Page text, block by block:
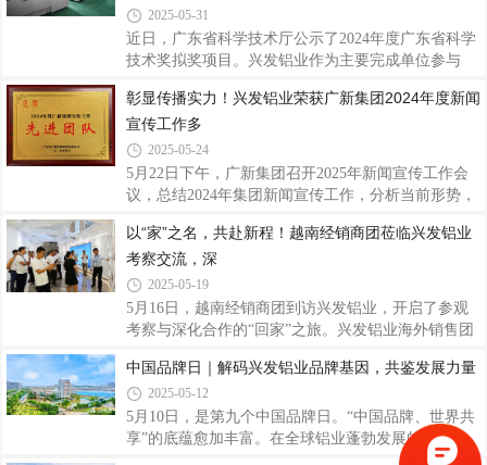
模率偏低，甚至影响挤压车间正常生产。为有效提升
准时交模率，在2025年3月公司组织开展三精管理“提
升模具交模率改善周项目”，调整了模具车间产能负
程中按实际生产情况进行生产计划调整，避免延迟模
具交付，导致订单未能及时完成，影响未来与客
2025-05-31
近日，广东省科学技术厅公示了2024年度广东省科学
技术奖拟奖项目。兴发铝业作为主要完成单位参与
及应用”项目荣获广东省科技进步奖二等奖，再次彰
显了兴发铝业在材料科学领域的深厚技术底蕴和研发
创新实力。广东省科学技术奖由广东省科学技术厅主
办评选，主要授予为促进科技进步和经济社会发展作
出突出贡献的个人或组织，该奖项是广东省在科技成
科技创新工作，秉持自主研发与高校及科研院
所“产、学、研、用”相结合的方式加大与国内外知名
彰显传播实力！兴发铝业荣获广新集团2024年度新闻
宣传工作多
2025-05-24
5月22日下午，广新集团召开2025年新闻宣传工作会
议，总结2024年集团新闻宣传工作，分析当前形势，
节，兴发铝业团队及个人荣获2024年度广新集团宣传
工作先进团队、先进工作者及先进个人荣誉。这是对
兴发铝业过去一年新闻宣传工作的肯定，也是激励我
们继续积极进取、守正创新，共同推动集团新闻宣传
工作再上新台阶。会议邀请资深媒体专家开展专题辅
进行深刻阐述和经验分享，进一步提升集团新闻宣传
队伍的理论水平和专业能力。会议强调，2025年集
以“家”之名，共赴新程！越南经销商团莅临兴发铝业
考察交流，深
2025-05-19
5月16日，越南经销商团到访兴发铝业，开启了参观
考察与深化合作的“回家”之旅。兴发铝业海外销售团
团。通过工厂考察、展厅参观、座谈交流三大环节，
共叙情谊再启合作新章。此次来访不仅是双方合作关
系的进一步巩固，合作信念愈发笃定，更是兴发铝业
全球化战略的重要实践，彰显了中国铝型材龙头企业
对东南亚市场的深耕布局，更为未来的紧密合作奠定
中国品牌日｜解码兴发铝业品牌基因，共鉴发展力量
2025-05-12
5月10日，是第九个中国品牌日。“中国品牌、世界共
享”的底蕴愈加丰富。在全球铝业蓬勃发展的浪潮
中，兴发铝业凭借深厚且独特的品牌实力积淀，自